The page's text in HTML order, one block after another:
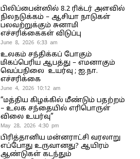
பிலிப்பைன்ஸில் 8.2 ரிக்டர் அளவில்
நிலநடுக்கம் – ஆசியா நாடுகள்
பலவற்றுக்கும் சுனாமி
எச்சரிக்கைகள் விடுப்பு
June 8, 2026 6:33 am
உலகம் சந்திக்கப் போகும்
மிகப்பெரிய ஆபத்து – எமனாகும்
வெப்பநிலை உயர்வு ; ஐ.நா.
எச்சரிக்கை
June 4, 2026 10:12 am
“மத்திய கிழக்கில் மீண்டும் பதற்றம்
– உலக சந்தையில் எரிபொருள்
விலை உயர்வு”
May 28, 2026 4:30 pm
பிரித்தானிய மன்னராட்சி வரலாறு
எப்போது உருவானது? ஆயிரம்
ஆண்டுகள் கடந்தும்